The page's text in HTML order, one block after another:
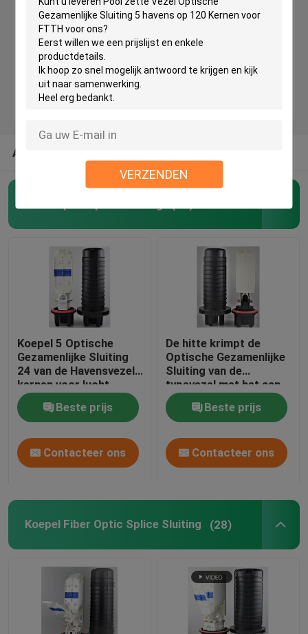
VERZENDEN
Fiber Optic Terminal Box
Pool zet Steun op
de muur zet vezelbijlage op
De Sluiting van de gelverbinding
Het Dienblad van de vezellas
Vezel Optische Opslag
glasvezel Accessoires
FTTH-Sluiting van de Vezel de Optische Las
ANDERE CATEGORIEËN VAN ONS
Koepel 5 Optische
Gezamenlijke Sluiting
24 van de Havensvezel
kernen voor lucht
opgezette pool
Beste prijs
Contacteer ons
De hitte krimpt de
Optische Gezamenlijke
Sluiting van de
typevezel met het aan
de grond zetten van
apparaat 120 kernen
Beste prijs
Contacteer ons
Koepel Fiber Optic Splice Sluiting (28)